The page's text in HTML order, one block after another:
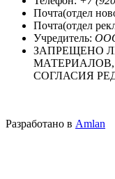
Почта(отдел
Почта(отдел
Учредитель:
ЗАПРЕЩЕНО
СОГЛАСИЯ
Разработано в Amlan